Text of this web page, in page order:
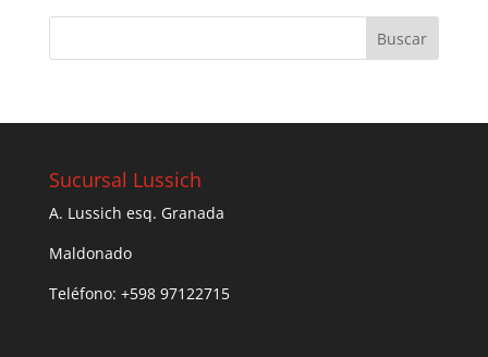
Sucursal Lussich
A. Lussich esq. Granada
Maldonado
Teléfono: +598 97122715